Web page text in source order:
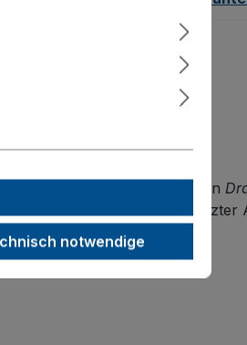
Transportgüter. Die robusten
notwendige